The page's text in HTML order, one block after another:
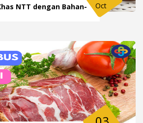
NTT dengan Bahan-
Oct